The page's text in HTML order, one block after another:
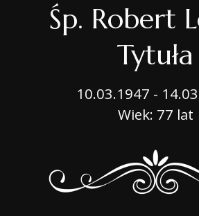
Śp. Robert
Tytuła
10.03.1947 -
Wiek: 77 lat